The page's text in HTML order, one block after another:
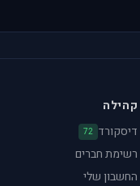
קהילה
דיסקורד 72
רשימת חברים
החשבון שלי